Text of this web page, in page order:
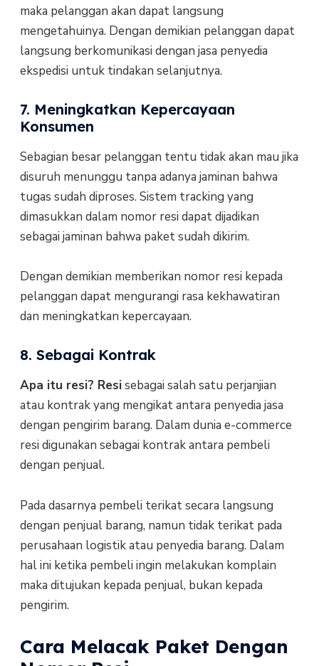
maka pelanggan akan dapat langsung
mengetahuinya. Dengan demikian pelanggan dapat
langsung berkomunikasi dengan jasa penyedia
ekspedisi untuk tindakan selanjutnya.
7. Meningkatkan Kepercayaan
Konsumen
Sebagian besar pelanggan tentu tidak akan mau jika
disuruh menunggu tanpa adanya jaminan bahwa
tugas sudah diproses. Sistem tracking yang
dimasukkan dalam nomor resi dapat dijadikan
sebagai jaminan bahwa paket sudah dikirim.
Dengan demikian memberikan nomor resi kepada
pelanggan dapat mengurangi rasa kekhawatiran
dan meningkatkan kepercayaan.
8. Sebagai Kontrak
Apa itu resi? Resisebagai salah satu perjanjian
atau kontrak yang mengikat antara penyedia jasa
dengan pengirim barang. Dalam dunia e-commerce
resi digunakan sebagai kontrak antara pembeli
dengan penjual.
Pada dasarnya pembeli terikat secara langsung
dengan penjual barang, namun tidak terikat pada
perusahaan logistik atau penyedia barang. Dalam
hal ini ketika pembeli ingin melakukan komplain
maka ditujukan kepada penjual, bukan kepada
pengirim.
Cara Melacak Paket Dengan